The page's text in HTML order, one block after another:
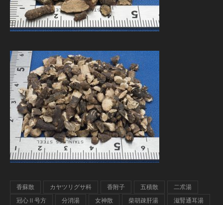
香蘇散 カヤツリグサ科 香附子 五積散
二朮湯
冠心Ⅱ号方
分消湯 女神散 柴胡疎肝湯
滋腎通耳湯